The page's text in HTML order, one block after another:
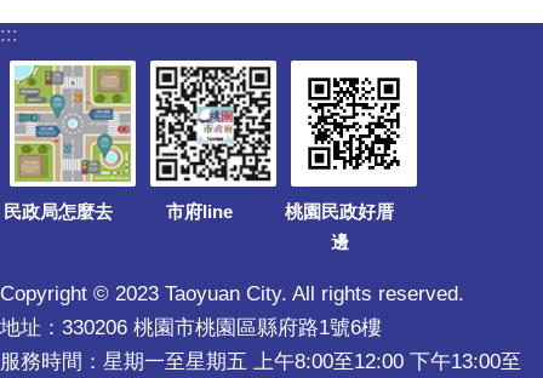
:::
民政局怎麼去 市府line
桃園民政好厝
邊
Copyright © 2023 Taoyuan City. All rights reserved.
地址：330206 桃園市桃園區縣府路1號6樓
服務時間：星期一至星期五 上午8:00至12:00 下午13:00至